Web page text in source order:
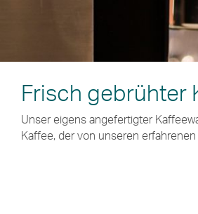
Frisch gebrühter
Unser eigens angefertigter
Kaffee, der von unseren